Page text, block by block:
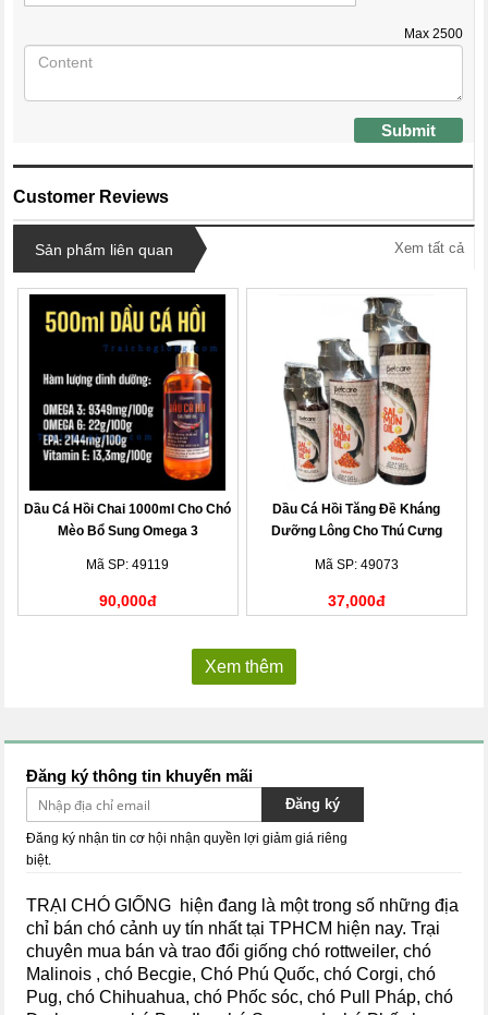
Max 2500
Submit
Customer Reviews
Sản phẩm liên quan Xem tất cả
Dầu Cá Hồi Chai 1000ml Cho Chó
Mèo Bổ Sung Omega 3
Mã SP: 49119
90,000đ
Dầu Cá Hồi Tăng Đề Kháng
Dưỡng Lông Cho Thú Cưng
Mã SP: 49073
37,000đ
Xem thêm
Đăng ký thông tin khuyến mãi
Đăng ký
Đăng ký nhận tin cơ hội nhận quyền lợi giảm giá riêng
biệt.
TRẠI CHÓ GIỐNG hiện đang là một trong số những địa
chỉ bán chó cảnh uy tín nhất tại TPHCM hiện nay.Trại
chuyên mua bán và trao đổi giống chó rottweiler, chó
Malinois , chó Becgie, Chó Phú Quốc, chó Corgi, chó
Pug, chó Chihuahua, chó Phốc sóc, chó Pull Pháp, chó